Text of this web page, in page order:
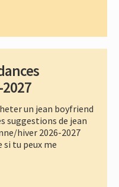
un jean boyfriend
suggestions de jean
hiver 2026-2027
si tu peux me